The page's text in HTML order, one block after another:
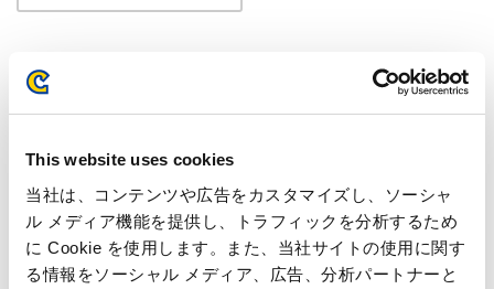
This website uses cookies
当社は、コンテンツや広告をカスタマイズし、ソーシャ
ル メディア機能を提供し、トラフィックを分析するため
に Cookie を使用します。また、当社サイトの使用に関す
る情報をソーシャル メディア、広告、分析パートナーと
ネット上で入手されたいかたは、アイコンをクリックしてくださ
い。